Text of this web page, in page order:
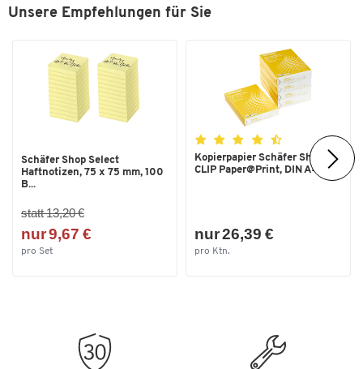
Unsere Empfehlungen für Sie
Schäfer Shop Select
Haftnotizen, 75 x 75 mm, 100
B...
statt 13,20 €
nur 9,67 €
pro Set
Kopierpapier Schäfer Shop
CLIP Paper@Print, DIN A4...
nur 26,39 €
pro Ktn.